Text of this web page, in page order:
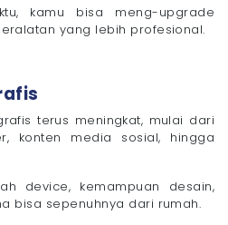
kamu bisa meng-upgrade
yang lebih profesional.
terus meningkat, mulai dari
konten media sosial, hingga
device, kemampuan desain,
bisa sepenuhnya dari rumah.